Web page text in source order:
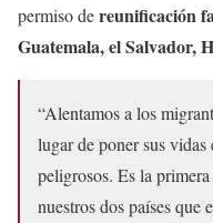
permiso dereunificación
Guatemala, el Salvador,
“Alentamos a los
lugar de poner sus vidas
peligrosos. Es la
nuestros dos países